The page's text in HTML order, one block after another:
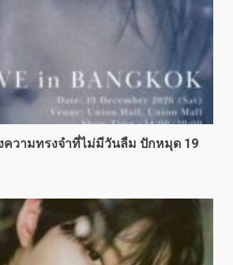
ความทรงจำที่ไม่มีวันลืม ปักหมุด 19